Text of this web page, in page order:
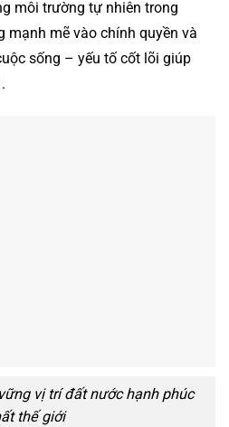
môi trường tự nhiên trong
mạnh mẽ vào chính quyền và
sống – yếu tố cốt lõi giúp
vị trí đất nước hạnh phúc
thế giới